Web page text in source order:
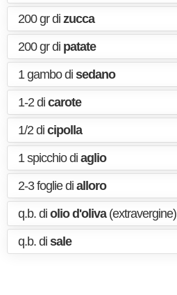
200 gr di zucca
200 gr di patate
1 gambo di sedano
1-2 di carote
1/2 di cipolla
1 spicchio di aglio
2-3 foglie di alloro
q.b. di olio d'oliva(extravergine)
q.b. di sale